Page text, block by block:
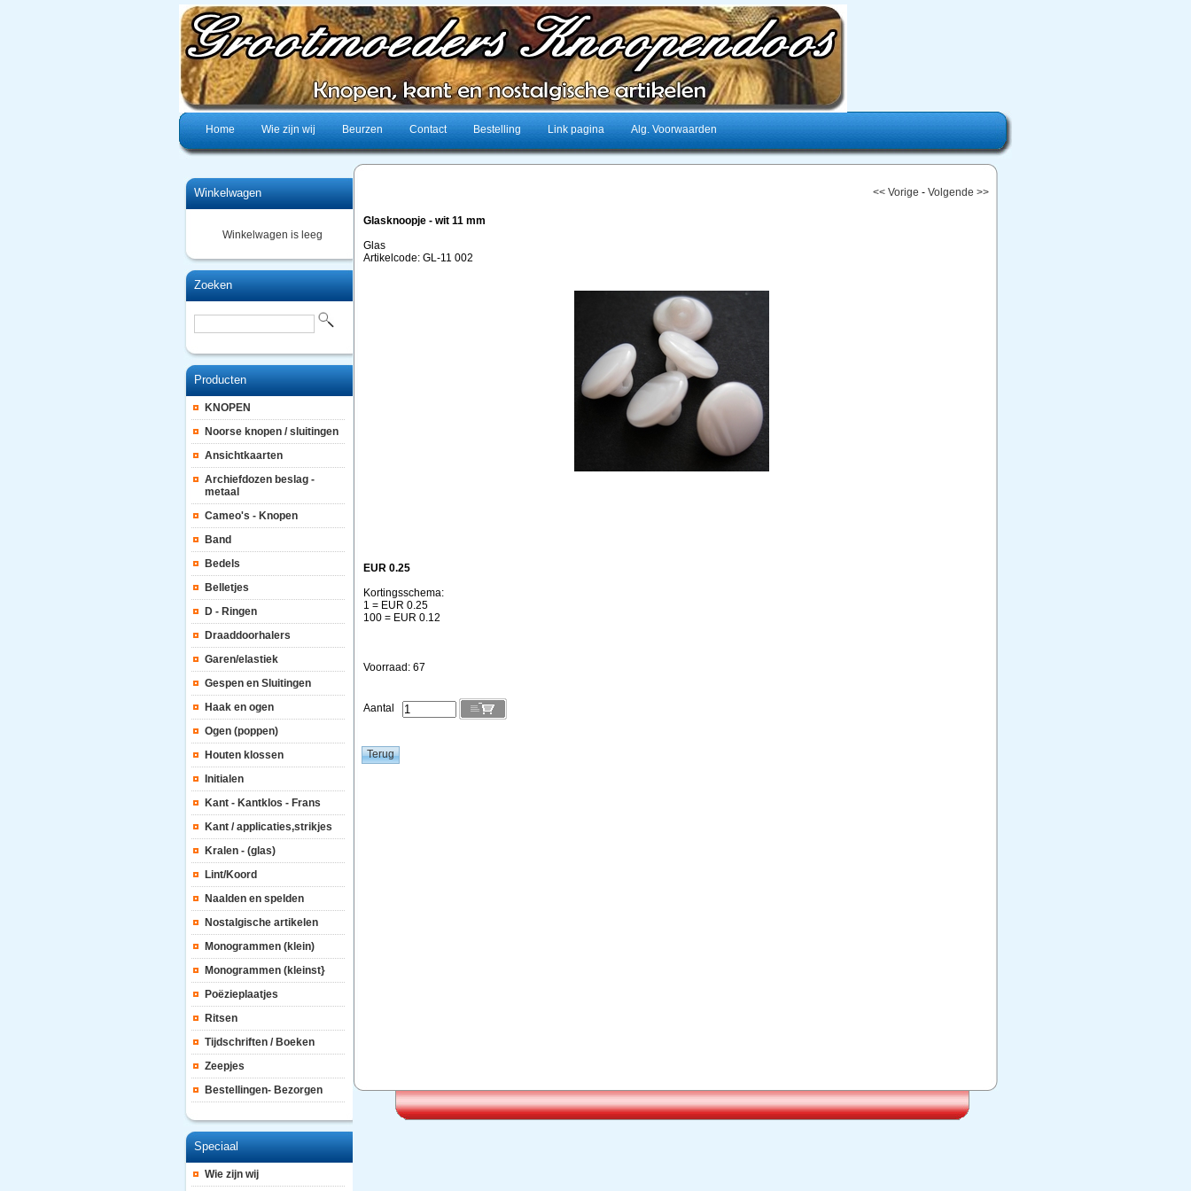
Home Wie zijn wij Beurzen Contact Bestelling Link pagina Alg. Voorwaarden
Winkelwagen
Winkelwagen is leeg
Zoeken
Producten
KNOPEN
Noorse knopen / sluitingen
Ansichtkaarten
Archiefdozen beslag -
metaal
Cameo's - Knopen
Band
Bedels
Belletjes
D - Ringen
Draaddoorhalers
Garen/elastiek
Gespen en Sluitingen
Haak en ogen
Ogen (poppen)
Houten klossen
Initialen
Kant - Kantklos - Frans
Kant / applicaties,strikjes
Kralen - (glas)
Lint/Koord
Naalden en spelden
Nostalgische artikelen
Monogrammen (klein)
Monogrammen (kleinst}
Poëzieplaatjes
Ritsen
Tijdschriften / Boeken
Zeepjes
Bestellingen- Bezorgen
Speciaal
Wie zijn wij
<< Vorige - Volgende >>
Glasknoopje - wit 11 mm
Glas
Artikelcode: GL-11 002
EUR 0.25
Kortingsschema:
1 = EUR 0.25
100 = EUR 0.12
Voorraad: 67
Aantal